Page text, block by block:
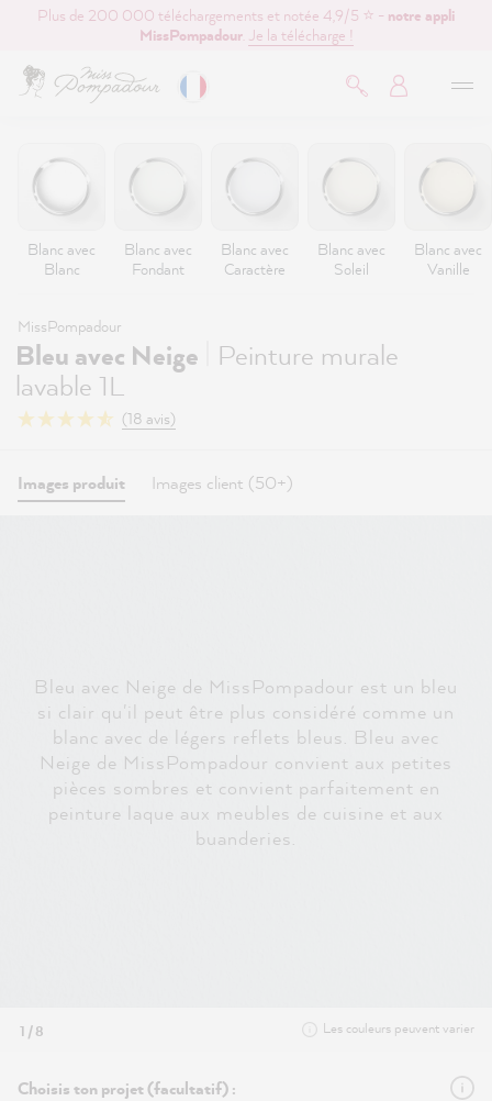
principal
Plus de 200 000 téléchargements et notée 4,9/5 ⭐ - notre appli
MissPompadour. Je la télécharge !
Blanc avec
Blanc
Blanc avec
Fondant
Blanc avec
Caractère
Blanc avec
Soleil
Blanc avec
Vanille
MissPompadour
Bleu avec Neige
Peinture murale
lavable 1L
(18 avis)
Images produit Images client (50+)
Bleu avec Neige de MissPompadour est un bleu
si clair qu'il peut être plus considéré comme un
blanc avec de légers reflets bleus. Bleu avec
Neige de MissPompadour convient aux petites
pièces sombres et convient parfaitement en
peinture laque aux meubles de cuisine et aux
buanderies.
1 / 8 Les couleurs peuvent varier
Choisis ton projet (facultatif) :